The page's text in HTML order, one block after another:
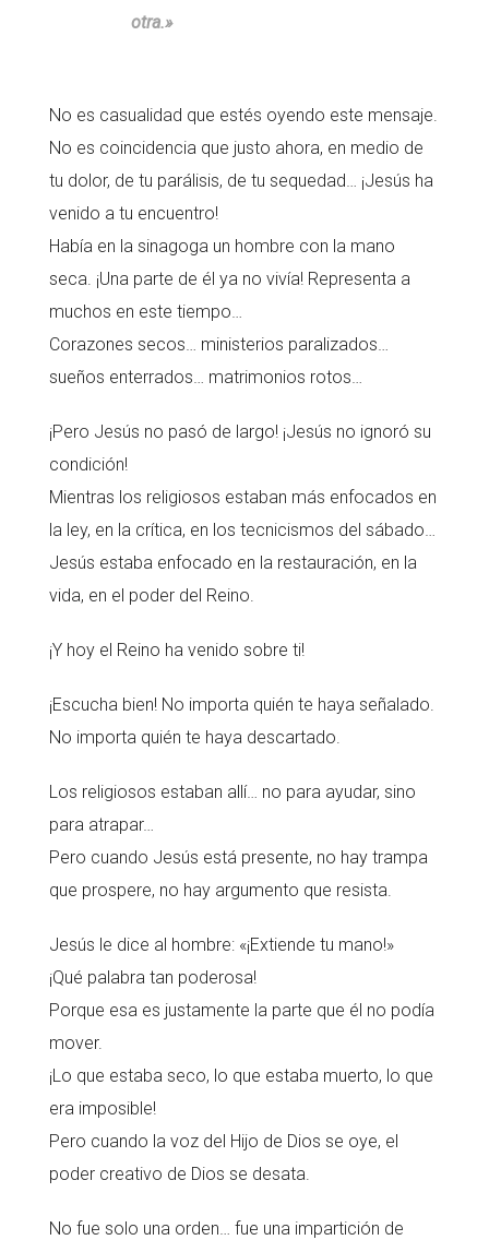
otra.»
No es casualidad que estés oyendo este mensaje.
No es coincidencia que justo ahora, en medio de
tu dolor, de tu parálisis, de tu sequedad… ¡Jesús ha
venido a tu encuentro!
Había en la sinagoga un hombre con la mano
seca. ¡Una parte de él ya no vivía! Representa a
muchos en este tiempo…
Corazones secos… ministerios paralizados…
sueños enterrados… matrimonios rotos…
¡Pero Jesús no pasó de largo! ¡Jesús no ignoró su
condición!
Mientras los religiosos estaban más enfocados en
la ley, en la crítica, en los tecnicismos del sábado…
Jesús estaba enfocado en la restauración, en la
vida, en el poder del Reino.
¡Y hoy el Reino ha venido sobre ti!
¡Escucha bien! No importa quién te haya señalado.
No importa quién te haya descartado.
Los religiosos estaban allí… no para ayudar, sino
para atrapar…
Pero cuando Jesús está presente, no hay trampa
que prospere, no hay argumento que resista.
Jesús le dice al hombre: «¡Extiende tu mano!»
¡Qué palabra tan poderosa!
Porque esa es justamente la parte que él no podía
mover.
¡Lo que estaba seco, lo que estaba muerto, lo que
era imposible!
Pero cuando la voz del Hijo de Dios se oye, el
poder creativo de Dios se desata.
No fue solo una orden… fue una impartición de